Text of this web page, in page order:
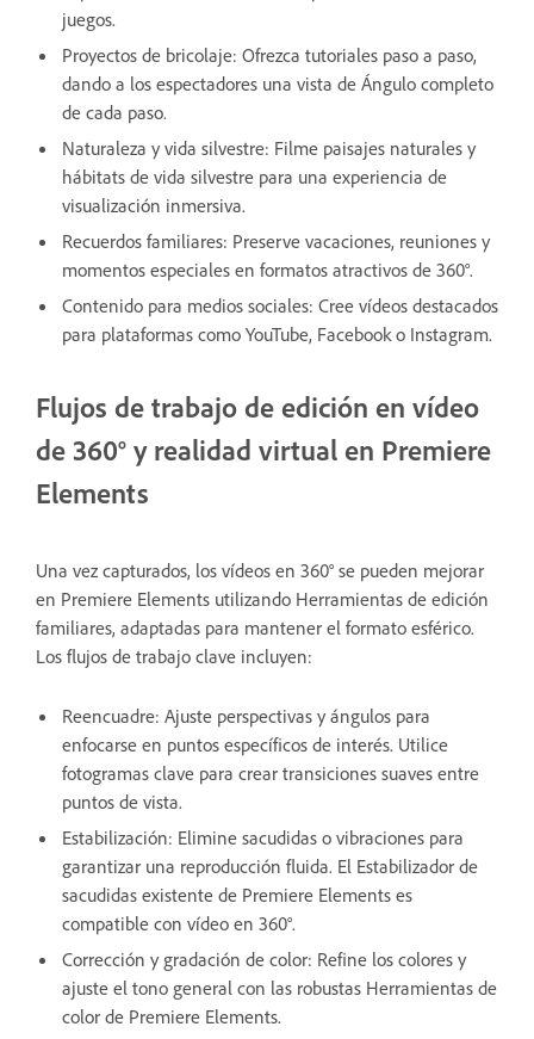
juegos.
Proyectos de bricolaje: Ofrezca tutoriales paso a paso,
dando a los espectadores una vista de Ángulo completo
de cada paso.
Naturaleza y vida silvestre: Filme paisajes naturales y
hábitats de vida silvestre para una experiencia de
visualización inmersiva.
Recuerdos familiares: Preserve vacaciones, reuniones y
momentos especiales en formatos atractivos de 360°.
Contenido para medios sociales: Cree vídeos destacados
para plataformas como YouTube, Facebook o Instagram.
Flujos de trabajo de edición en vídeo
de 360° y realidad virtual en Premiere
Elements
Una vez capturados, los vídeos en 360° se pueden mejorar
en Premiere Elements utilizando Herramientas de edición
familiares, adaptadas para mantener el formato esférico.
Los flujos de trabajo clave incluyen:
Reencuadre: Ajuste perspectivas y ángulos para
enfocarse en puntos específicos de interés. Utilice
fotogramas clave para crear transiciones suaves entre
puntos de vista.
Estabilización: Elimine sacudidas o vibraciones para
garantizar una reproducción fluida. El Estabilizador de
sacudidas existente de Premiere Elements es
compatible con vídeo en 360°.
Corrección y gradación de color: Refine los colores y
ajuste el tono general con las robustas Herramientas de
color de Premiere Elements.